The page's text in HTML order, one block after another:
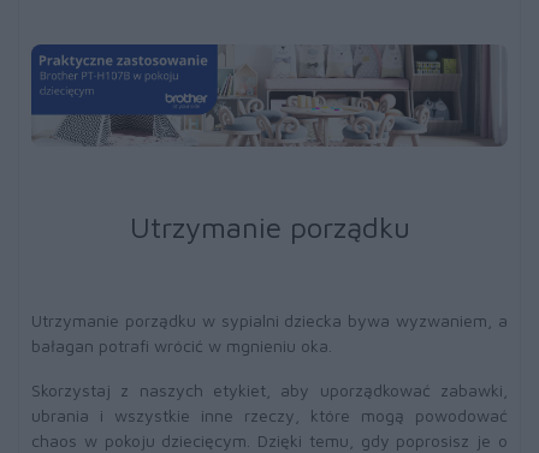
Utrzymanie porządku
Utrzymanie porządku w sypialni dziecka bywa wyzwaniem, a
bałagan potrafi wrócić w mgnieniu oka.
Skorzystaj z naszych etykiet, aby uporządkować zabawki,
ubrania i wszystkie inne rzeczy, które mogą powodować
chaos w pokoju dziecięcym. Dzięki temu, gdy poprosisz je o